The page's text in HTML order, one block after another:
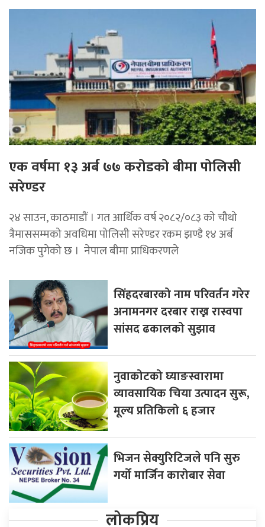
एक वर्षमा १३ अर्ब ७७ करोडको बीमा पोलिसी
सरेण्डर
२४ साउन, काठमाडाैं । गत आर्थिक वर्ष २०८२/०८३ को चौथो
त्रैमाससम्मको अवधिमा पोलिसी सरेण्डर रकम झण्डै १४ अर्ब
नजिक पुगेको छ । नेपाल बीमा प्राधिकरणले
सिंहदरबारको नाम परिवर्तन गरेर
अनामनगर दरबार राख्न रास्वपा
सांसद ढकालको सुझाव
नुवाकोटको घ्याङस्वारामा
व्यावसायिक चिया उत्पादन सुरू,
मूल्य प्रतिकिलो ६ हजार
भिजन सेक्युरिटिजले पनि सुरु
गर्यो मार्जिन कारोबार सेवा
लोकप्रिय